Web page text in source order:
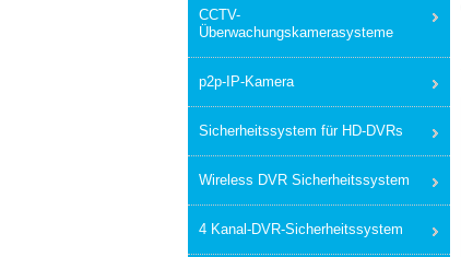
CCTV-
Überwachungskamerasysteme
p2p-IP-Kamera
Sicherheitssystem für HD-DVRs
Wireless DVR Sicherheitssystem
4 Kanal-DVR-Sicherheitssystem